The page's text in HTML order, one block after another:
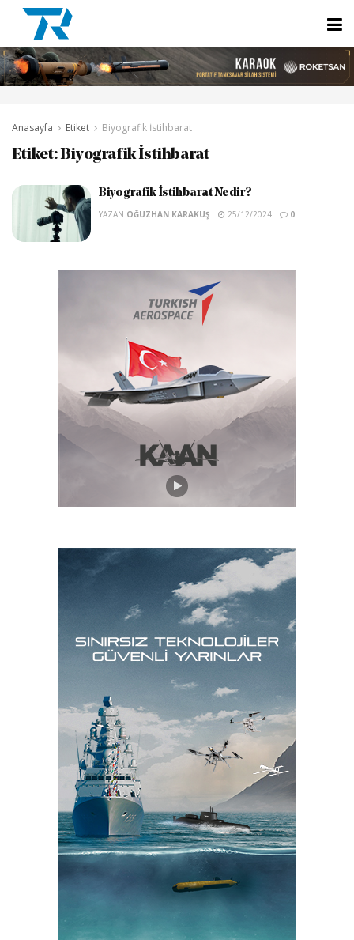
Anasayfa Etiket Biyografik İstihbarat
Etiket:Biyografik İstihbarat
Biyografik İstihbarat Nedir?
YAZAN OĞUZHAN KARAKUŞ 25/12/2024 0